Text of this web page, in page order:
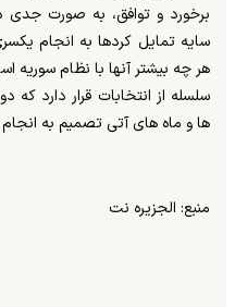
برخورد و توافق، به صورت جدی
سایه تمایل کردها به انجام
هر چه بیشتر آنها با نظام
سلسله از انتخابات قرار دارد
ها و ماه های آتی تصمیم به انجام
منبع: الجزیره نت